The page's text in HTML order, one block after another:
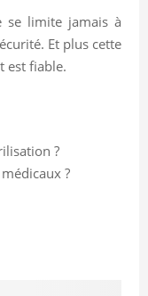
se limite jamais à
Et plus cette
est fiable.
?
?